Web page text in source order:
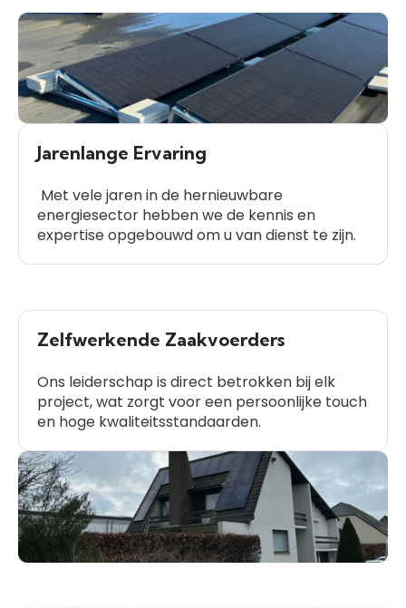
Jarenlange Ervaring
Met vele jaren in de hernieuwbare
energiesector hebben we de kennis en
expertise opgebouwd om u van dienst te zijn.
Zelfwerkende Zaakvoerders
Ons leiderschap is direct betrokken bij elk
project, wat zorgt voor een persoonlijke touch
en hoge kwaliteitsstandaarden.